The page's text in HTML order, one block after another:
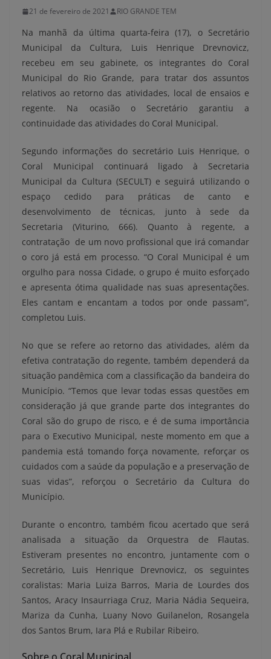
21 de fevereiro de 2021 RIO GRANDE TEM
Na manhã da última quarta-feira (17), o Secretário
Municipal da Cultura, Luis Henrique Drevnovicz,
recebeu em seu gabinete, os integrantes do Coral
Municipal do Rio Grande, para tratar dos assuntos
relativos ao retorno das atividades, local de ensaios e
regente. Na ocasião o Secretário garantiu a
continuidade das atividades do Coral Municipal.
Segundo informações do secretário Luis Henrique, o
Coral Municipal continuará ligado à Secretaria
Municipal da Cultura (SECULT) e seguirá utilizando o
espaço cedido para práticas de canto e
desenvolvimento de técnicas, junto à sede da
Secretaria (Viturino, 666). Quanto à regente, a
contratação de um novo profissional que irá comandar
o coro já está em processo. “O Coral Municipal é um
orgulho para nossa Cidade, o grupo é muito esforçado
e apresenta ótima qualidade nas suas apresentações.
Eles cantam e encantam a todos por onde passam”,
completou Luis.
No que se refere ao retorno das atividades, além da
efetiva contratação do regente, também dependerá da
situação pandêmica com a classificação da bandeira do
Município. “Temos que levar todas essas questões em
consideração já que grande parte dos integrantes do
Coral são do grupo de risco, e é de suma importância
para o Executivo Municipal, neste momento em que a
pandemia está tomando força novamente, reforçar os
cuidados com a saúde da população e a preservação de
suas vidas”, reforçou o Secretário da Cultura do
Município.
Durante o encontro, também ficou acertado que será
analisada a situação da Orquestra de Flautas.
Estiveram presentes no encontro, juntamente com o
Secretário, Luis Henrique Drevnovicz, os seguintes
coralistas: Maria Luiza Barros, Maria de Lourdes dos
Santos, Aracy Insaurriaga Cruz, Maria Nádia Sequeira,
Mariza da Cunha, Luany Novo Guilanelon, Rosangela
dos Santos Brum, Iara Plá e Rubilar Ribeiro.